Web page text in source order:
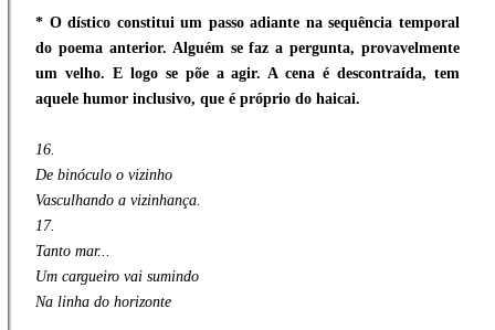
* O dístico constitui um passo adiante na sequência temporal
do poema anterior. Alguém se faz a pergunta, provavelmente
um velho. E logo se põe a agir. A cena é descontraída, tem
aquele humor inclusivo, que é próprio do haicai.
16.
De binóculo o vizinho
Vasculhando a vizinhança.
17.
Tanto mar...
Um cargueiro vai sumindo
Na linha do horizonte